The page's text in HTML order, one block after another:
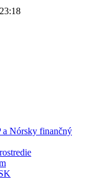
a Nórsky finančný